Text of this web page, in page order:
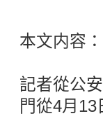
本文内容：
記者從公
門從4月